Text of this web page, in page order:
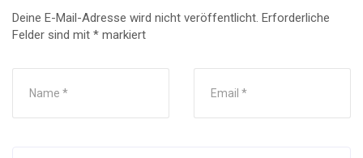
Deine E-Mail-Adresse wird nicht veröffentlicht. Erforderliche
Felder sind mit * markiert